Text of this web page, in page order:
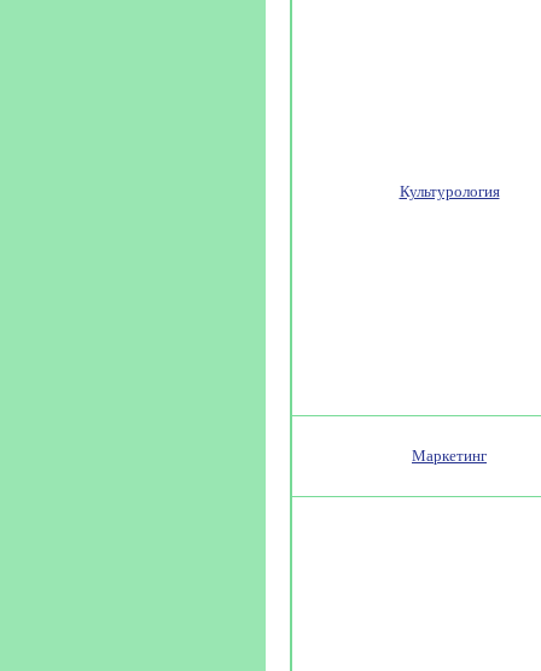
Культурология
Маркетинг